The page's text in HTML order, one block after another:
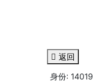
返回
身份: 14019